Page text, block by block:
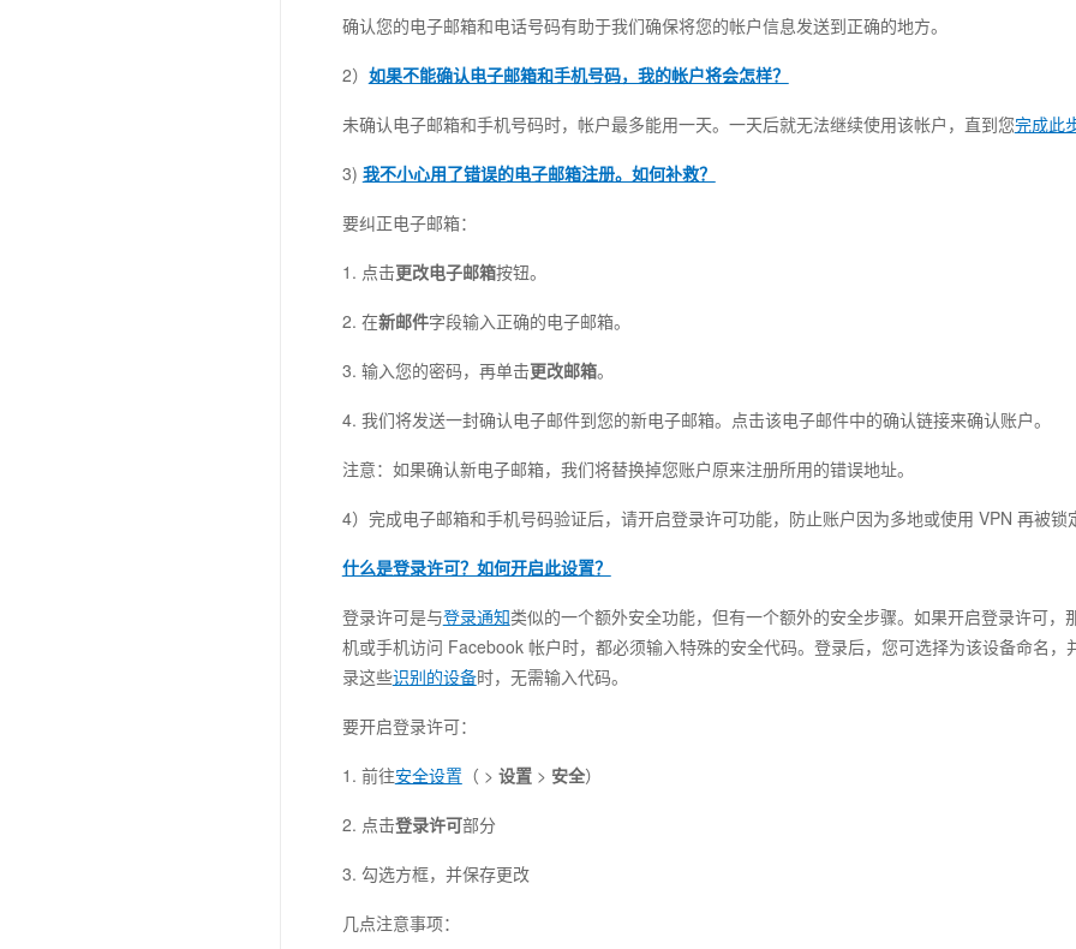
确认您的电子邮箱和电话号码有助于我们确保将您的帐户信息发送到正确的地方。
2） 如果不能确认电子邮箱和手机号码，我的帐户将会怎样？
未确认电子邮箱和手机号码时，帐户最多能用一天。一天后就无法继续使用该帐户，直到您完成此
3) 我不小心用了错误的电子邮箱注册。如何补救？
要纠正电子邮箱：
1. 点击更改电子邮箱按钮。
2. 在新邮件字段输入正确的电子邮箱。
3. 输入您的密码，再单击更改邮箱。
4. 我们将发送一封确认电子邮件到您的新电子邮箱。点击该电子邮件中的确认链接来确认账户。
注意：如果确认新电子邮箱，我们将替换掉您账户原来注册所用的错误地址。
4）完成电子邮箱和手机号码验证后，请开启登录许可功能，防止账户因为多地或使用 VPN 再被锁
什么是登录许可？如何开启此设置？
登录许可是与登录通知类似的一个额外安全功能，但有一个额外的安全步骤。如果开启登录许可，
机或手机访问 Facebook 帐户时，都必须输入特殊的安全代码。登录后，您可选择为该设备命名，
录这些识别的设备时，无需输入代码。
要开启登录许可：
1. 前往安全设置 （ > 设置 > 安全）
2. 点击登录许可部分
3. 勾选方框，并保存更改
几点注意事项：